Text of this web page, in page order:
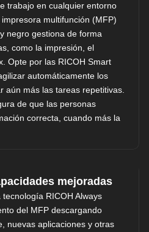
trabajo en cualquier entorno
multifunción (MFP)
negro gestiona de forma
como la impresión, el
Opte por las RICOH Smart
automáticamente los
aún más las tareas repetitivas.
de que las personas
correcta, cuando más la
mejoradas
RICOH Always
del MFP descargando
nuevas aplicaciones y otras